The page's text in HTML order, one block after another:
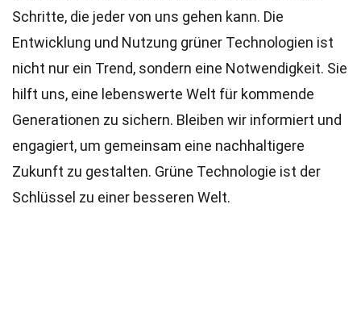
Schritte, die jeder von uns gehen kann. Die
Entwicklung und Nutzung grüner Technologien ist
nicht nur ein Trend, sondern eine Notwendigkeit. Sie
hilft uns, eine lebenswerte Welt für kommende
Generationen zu sichern. Bleiben wir informiert und
engagiert, um gemeinsam eine nachhaltigere
Zukunft zu gestalten. Grüne Technologie ist der
Schlüssel zu einer besseren Welt.